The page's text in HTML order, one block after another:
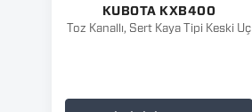
KUBOTA KXB400
Toz Kanallı, Sert Kaya Tipi Keski Uç